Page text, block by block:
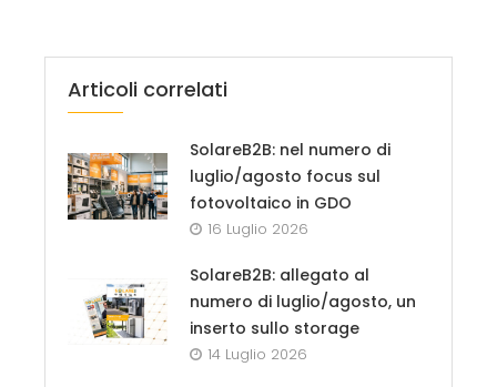
Articoli correlati
SolareB2B: nel numero di
luglio/agosto focus sul
fotovoltaico in GDO
16 Luglio 2026
SolareB2B: allegato al
numero di luglio/agosto, un
inserto sullo storage
14 Luglio 2026